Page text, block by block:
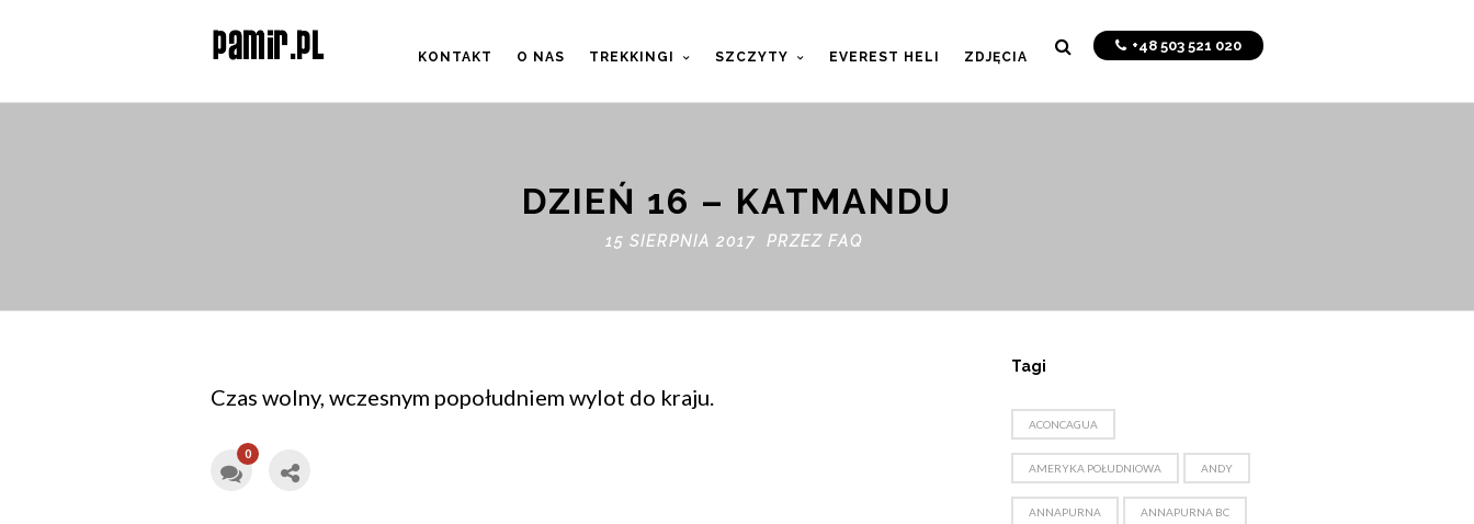
+48 503 521 020
KONTAKT O NAS TREKKINGI SZCZYTY EVEREST HELI ZDJĘCIA
DZIEŃ 16 – KATMANDU
15 SIERPNIA 2017 PRZEZ FAQ
Czas wolny, wczesnym popołudniem wylot do kraju.
0
Tagi
ACONCAGUA
AMERYKA POŁUDNIOWA ANDY
ANNAPURNA ANNAPURNA BC